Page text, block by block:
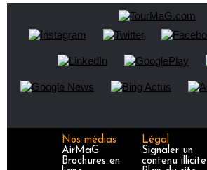
Nos médias
AirMaG
Brochures en
Légal
Signaler un
contenu illicite